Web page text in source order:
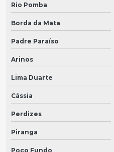
Rio Pomba
Borda da Mata
Padre Paraíso
Arinos
Lima Duarte
Cássia
Perdizes
Piranga
Poço Fundo